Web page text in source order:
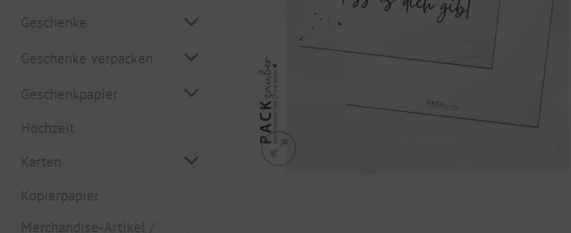
Geschenke
Geschenke verpacken
Geschenkpapier
Hochzeit
Karten
Kopierpapier
Merchandise-Artikel /